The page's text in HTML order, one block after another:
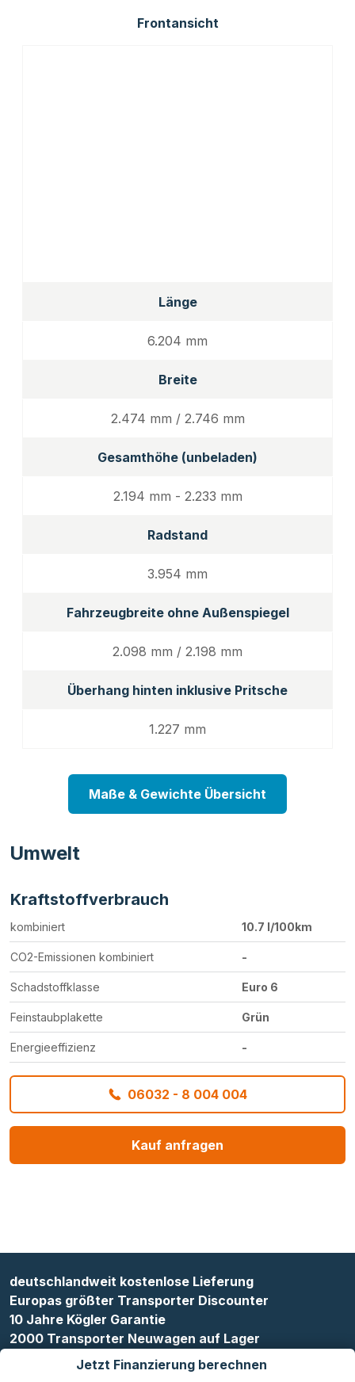
Frontansicht
Länge
6.204 mm
Breite
2.474 mm / 2.746 mm
Gesamthöhe (unbeladen)
2.194 mm - 2.233 mm
Radstand
3.954 mm
Fahrzeugbreite ohne Außenspiegel
2.098 mm / 2.198 mm
Überhang hinten inklusive Pritsche
1.227 mm
Maße & Gewichte Übersicht
Umwelt
Kraftstoffverbrauch
kombiniert 10.7 l/100km
CO2-Emissionen kombiniert -
Schadstoffklasse Euro 6
Feinstaubplakette Grün
Energieeffizienz -
06032 - 8 004 004
Kauf anfragen
Jetzt Finanzierung berechnen
deutschlandweit kostenlose Lieferung
Europas größter Transporter Discounter
10 Jahre Kögler Garantie
2000 Transporter Neuwagen auf Lager